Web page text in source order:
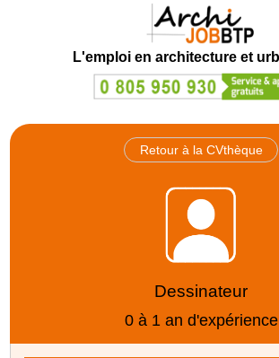
L'emploi en architecture et
Retour à la CVthèque
Dessinateur
0 à 1 an d'expérience